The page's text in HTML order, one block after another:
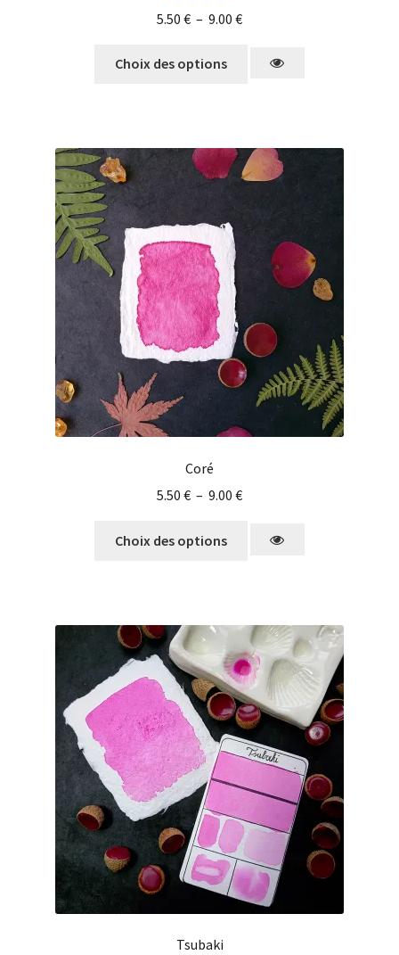
5.50 € – 9.00 €
Choix des options
Coré
5.50 € – 9.00 €
Choix des options
Tsubaki